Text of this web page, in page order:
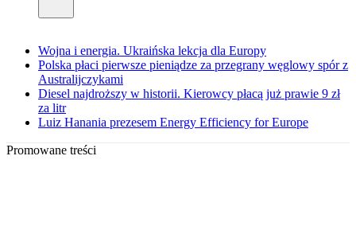
Wojna i energia. Ukraińska lekcja dla Europy
Polska płaci pierwsze pieniądze za przegrany węglowy spór z
Australijczykami
Diesel najdroższy w historii. Kierowcy płacą już prawie 9 zł
za litr
Luiz Hanania prezesem Energy Efficiency for Europe
Promowane treści